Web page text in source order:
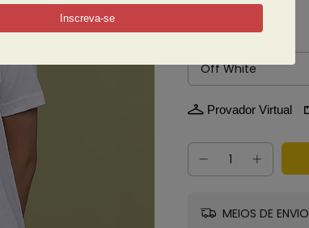
Ver mais detalhes
Cor
Provador Virtual
MEIOS DE ENVIO